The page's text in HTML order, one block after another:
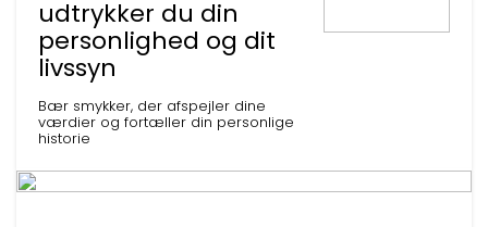
udtrykker du din
personlighed og dit
livssyn
Bær smykker, der afspejler dine
værdier og fortæller din personlige
historie